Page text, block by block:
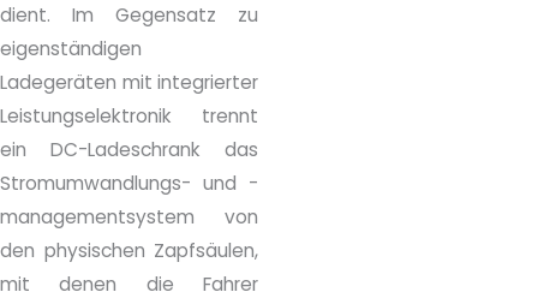
dient. Im Gegensatz zu
eigenständigen
Ladegeräten mit integrierter
Leistungselektronik trennt
ein DC-Ladeschrank das
Stromumwandlungs- und -
managementsystem von
den physischen Zapfsäulen,
mit denen die Fahrer